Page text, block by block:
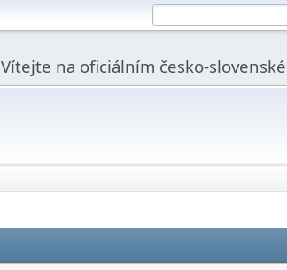
Vítejte na oficiálním česko-